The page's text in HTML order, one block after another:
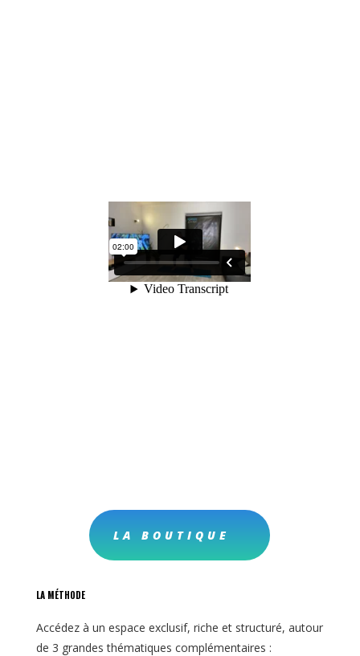
LA BOUTIQUE
LA MÉTHODE
Accédez à un espace exclusif, riche et structuré, autour
de 3 grandes thématiques complémentaires :